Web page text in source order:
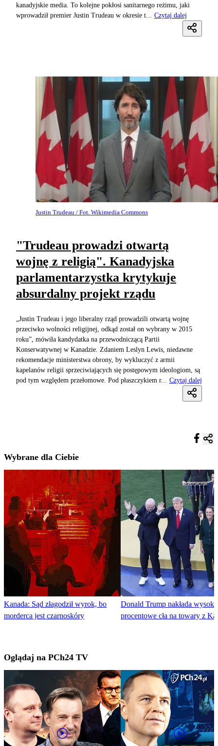
kanadyjskie media. To kolejne pokłosi sanitarnego reżimu, jaki
wprowadził premier Justin Trudeau w okresie t...
Czytaj dalej
Justin Trudeau / Fot. Wikimedia Commons
"Trudeau prowadzi otwartą
wojnę z religią". Kanadyjska
parlamentarzystka krytykuje
absurdalny projekt rządu
„Justin Trudeau i jego liberalny rząd prowadzili otwartą wojnę
przeciwko wolności religijnej, odkąd został on wybrany w 2015
roku”, mówiła kandydatka na przewodniczącą Partii
Konserwatywnej w Kanadzie. Zdaniem Leslyn Lewis, niedawne
rekomendacje ministerstwa obrony, by wykluczyć z armii
kapelanów religii sprzeciwiających się postępowym ideologiom, są
pod tym względem przełomowe. Pod płaszczykiem r... Czytaj dalej
Wybrane dla Ciebie
Kanada: Sąd złagodził wyrok, bo
morderca jest czarnoskóry
Donald Trump nakłada
procentowe cła na towary z
Oglądaj na PCh24 TV